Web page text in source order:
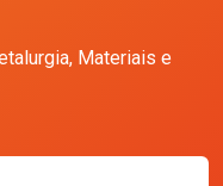
Materiais e